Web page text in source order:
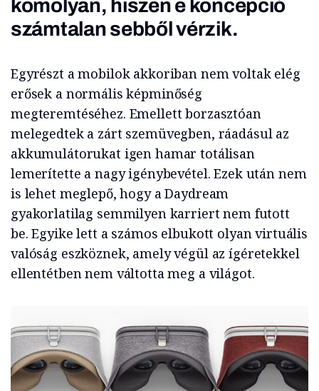
komolyan, hiszen e koncepció
számtalan sebből vérzik.
Egyrészt a mobilok akkoriban nem voltak elég
erősek a normális képminőség
megteremtéséhez. Emellett borzasztóan
melegedtek a zárt szemüvegben, ráadásul az
akkumulátorukat igen hamar totálisan
lemerítette a nagy igénybevétel. Ezek után nem
is lehet meglepő, hogy a Daydream
gyakorlatilag semmilyen karriert nem futott
be. Egyike lett a számos elbukott olyan virtuális
valóság eszköznek, amely végül az ígéretekkel
ellentétben nem váltotta meg a világot.